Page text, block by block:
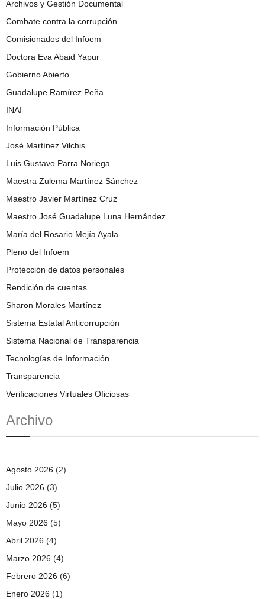
Archivos y Gestión Documental
Combate contra la corrupción
Comisionados del Infoem
Doctora Eva Abaid Yapur
Gobierno Abierto
Guadalupe Ramírez Peña
INAI
Información Pública
José Martínez Vilchis
Luis Gustavo Parra Noriega
Maestra Zulema Martínez Sánchez
Maestro Javier Martínez Cruz
Maestro José Guadalupe Luna Hernández
María del Rosario Mejía Ayala
Pleno del Infoem
Protección de datos personales
Rendición de cuentas
Sharon Morales Martínez
Sistema Estatal Anticorrupción
Sistema Nacional de Transparencia
Tecnologías de Información
Transparencia
Verificaciones Virtuales Oficiosas
Archivo
Agosto 2026 (2)
Julio 2026 (3)
Junio 2026 (5)
Mayo 2026 (5)
Abril 2026 (4)
Marzo 2026 (4)
Febrero 2026 (6)
Enero 2026 (1)